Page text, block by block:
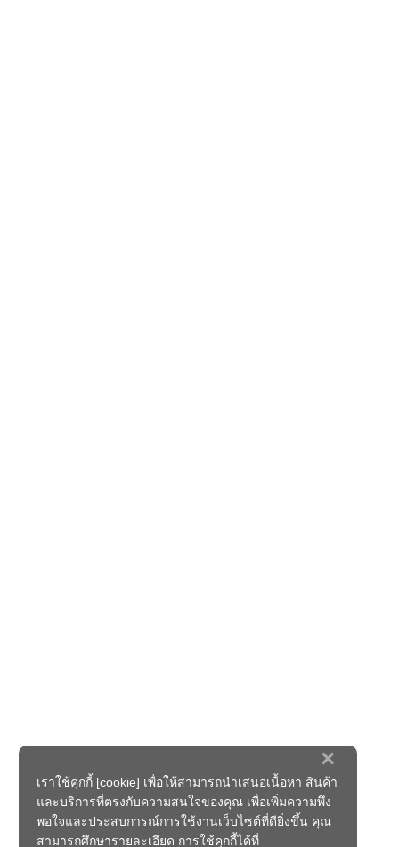
×
เราใช้คุกกี้ [cookie] เพื่อให้สามารถนำเสนอเนื้อหา สินค้า
และบริการที่ตรงกับความสนใจของคุณ เพื่อเพิ่มความพึง
พอใจและประสบการณ์การใช้งานเว็บไซต์ที่ดียิ่งขึ้น คุณ
สามารถศึกษารายละเอียด การใช้คุกกี้ได้ที่